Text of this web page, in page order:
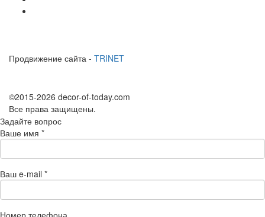
Продвижение сайта - TRINET
©2015-2026 decor-of-today.com
Все права защищены.
Задайте вопрос
Ваше имя *
Ваш e-mail *
Номер телефона